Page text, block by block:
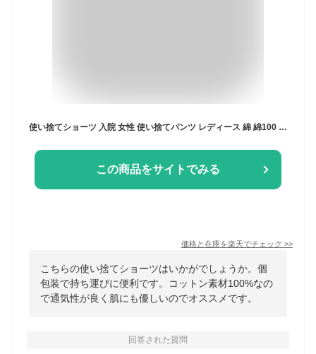
この商品をサイトでみる
価格と在庫を楽天でチェック >>
こちらの使い捨てショーツはいかがでしょうか。個
包装で持ち運びに便利です。コットン素材100%なの
で通気性が良く肌にも優しいのでオススメです。
回答された質問